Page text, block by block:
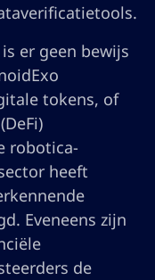
er geen bewijs
tokens, of
robotica-
heeft
Eveneens zijn
de